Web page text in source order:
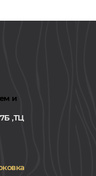
и
,ТЦ